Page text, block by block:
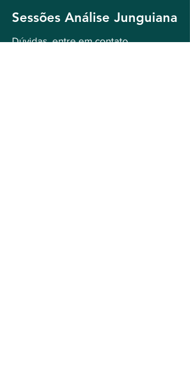
Sessões Análise Junguiana
Dúvidas, entre em contato